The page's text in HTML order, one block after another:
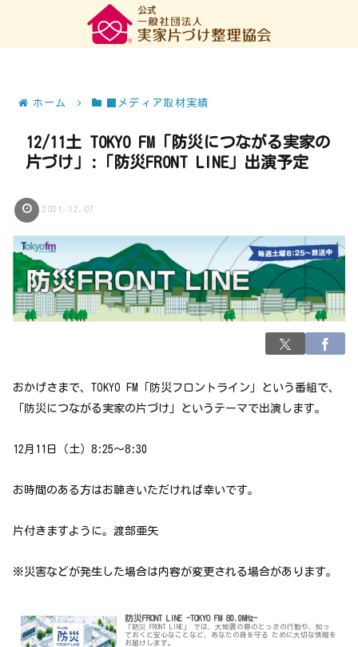
ホーム ■メディア取材実績
12/11土 TOKYO FM「防災につながる実家の
片づけ」:「防災FRONT LINE」出演予定
2021.12.07
おかげさまで、TOKYO FM「防災フロントライン」という番組で、
「防災につながる実家の片づけ」というテーマで出演します。
12月11日（土）8:25～8:30
お時間のある方はお聴きいただければ幸いです。
片付きますように。渡部亜矢
※災害などが発生した場合は内容が変更される場合があります。
防災FRONT LINE -TOKYO FM 80.0MHz-
「防災 FRONT LINE」 では、大地震の際のとっさの行動や、知っ
ておくと安心なことなど、あなたの身を守る ために大切な情報を
お届けします。